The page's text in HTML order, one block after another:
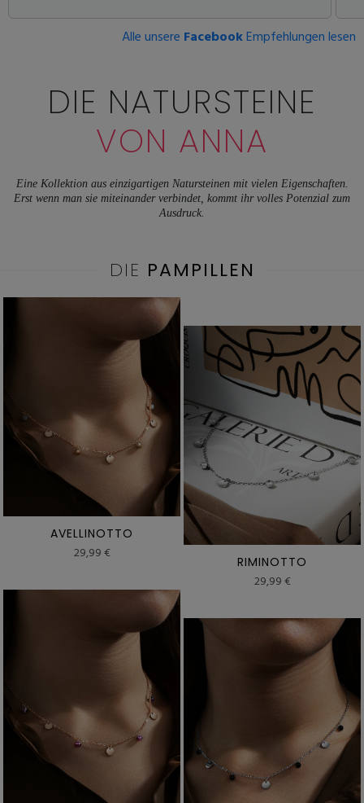
Alle unsere FacebookEmpfehlungen lesen
DIE NATURSTEINE
VON ANNA
Eine Kollektion aus einzigartigen Natursteinen mit vielen Eigenschaften.
Erst wenn man sie miteinander verbindet, kommt ihr volles Potenzial zum
Ausdruck.
DIE PAMPILLEN
AVELLINOTTO
29,99 € RIMINOTTO
29,99 €